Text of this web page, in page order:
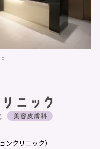
ンクリニック）